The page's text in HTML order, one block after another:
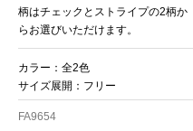
柄はチェックとストライプの2柄か
らお選びいただけます。
カラー：全2色
サイズ展開：フリー
FA9654